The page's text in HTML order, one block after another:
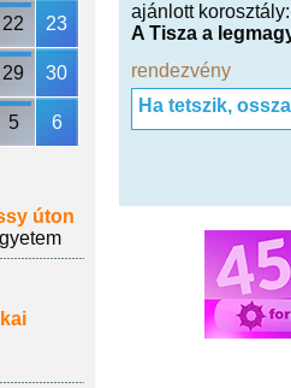
22 23
29 30
5 6
úton
ajánlott
A Tisza a
rendezvény
Ha tetszik,